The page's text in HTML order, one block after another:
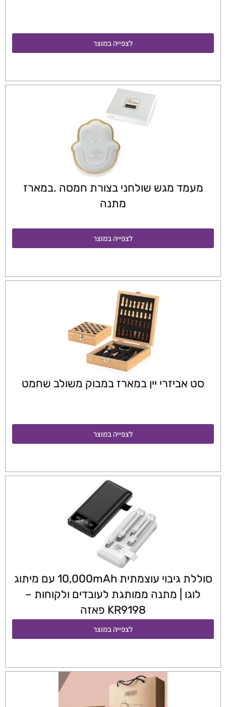
לצפייה במוצר
מעמד מגש שולחני בצורת חמסה .במארז
מתנה
לצפייה במוצר
סט אביזרי יין במארז במבוק משולב שחמט
לצפייה במוצר
סוללת גיבוי עוצמתית 10,000mAh עם מיתוג
לוגו | מתנה ממותגת לעובדים ולקוחות –
KR9198 פאזה
לצפייה במוצר